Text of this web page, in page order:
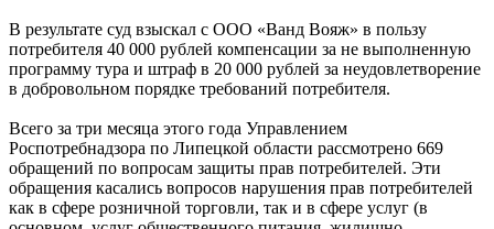
В результате суд взыскал с ООО «Ванд Вояж» в пользу
потребителя 40 000 рублей компенсации за не выполненную
программу тура и штраф в 20 000 рублей за неудовлетворение
в добровольном порядке требований потребителя.
Всего за три месяца этого года Управлением
Роспотребнадзора по Липецкой области рассмотрено 669
обращений по вопросам защиты прав потребителей. Эти
обращения касались вопросов нарушения прав потребителей
как в сфере розничной торговли, так и в сфере услуг (в